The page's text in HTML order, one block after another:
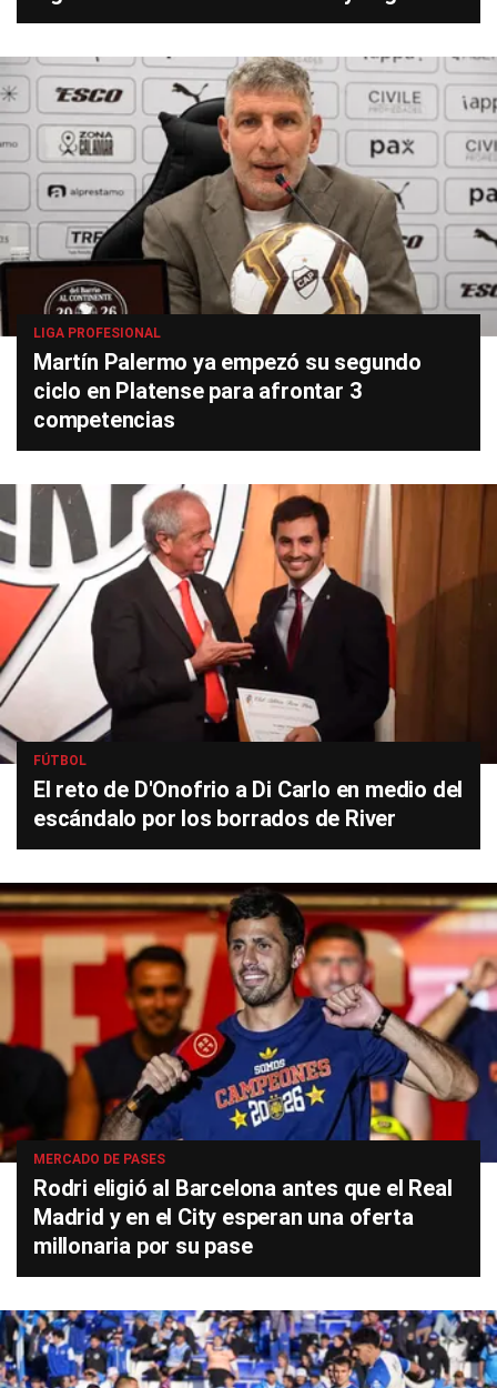
LIGA PROFESIONAL
Martín Palermo ya empezó su segundo
ciclo en Platense para afrontar 3
competencias
FÚTBOL
El reto de D'Onofrio a Di Carlo en medio del
escándalo por los borrados de River
MERCADO DE PASES
Rodri eligió al Barcelona antes que el Real
Madrid y en el City esperan una oferta
millonaria por su pase